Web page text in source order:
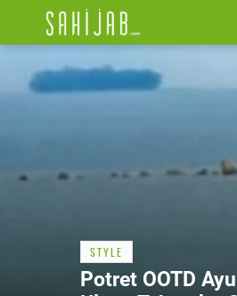
STYLE
Potret OOTD